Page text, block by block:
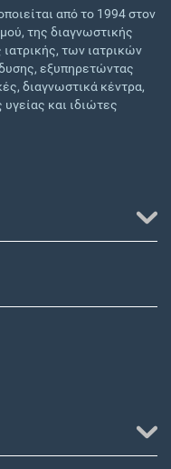
από το 1994 στον
της διαγνωστικής
των ιατρικών
εξυπηρετώντας
διαγνωστικά κέντρα,
και ιδιώτες